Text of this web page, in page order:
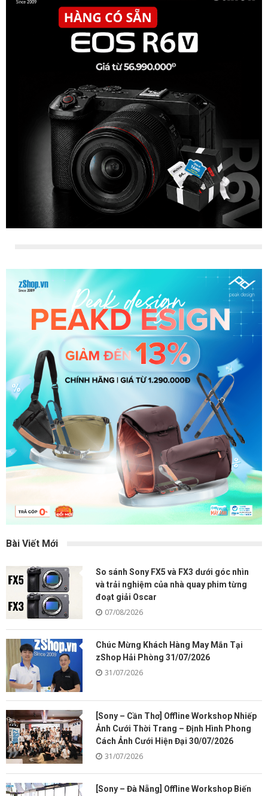
Bài Viết Mới
So sánh Sony FX5 và FX3 dưới góc nhìn
và trải nghiệm của nhà quay phim từng
đoạt giải Oscar
07/08/2026
Chúc Mừng Khách Hàng May Mắn Tại
zShop Hải Phòng 31/07/2026
31/07/2026
[Sony – Cần Thơ] Offline Workshop Nhiếp
Ảnh Cưới Thời Trang – Định Hình Phong
Cách Ảnh Cưới Hiện Đại 30/07/2026
31/07/2026
[Sony – Đà Nẵng] Offline Workshop Biến